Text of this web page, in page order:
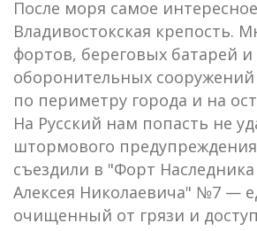
После моря самое
Владивостокская крепость.
фортов, береговых батарей и
оборонительных
по периметру города и на
На Русский нам попасть не
штормового
съездили в "Форт
Алексея Николаевича" №7 —
очищенный от грязи и